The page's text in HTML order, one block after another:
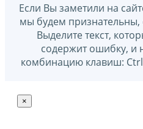
Если Вы заметили на
мы будем
Выделите текст,
содержит ошибку, и
комбинацию клавиш:
×